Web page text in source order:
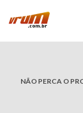
NÃO PERCA O